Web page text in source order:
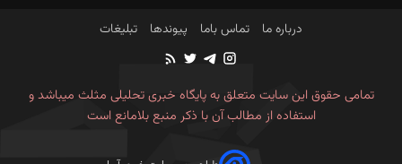
درباره ما تماس باما پیوندها تبلیغات
تمامی حقوق این سایت متعلق به پایگاه خبری تحلیلی مثلث میباشد و
استفاده از مطالب آن با ذکر منبع بلامانع است